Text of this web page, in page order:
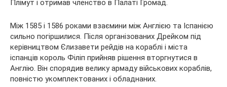
Плімут і отримав членство в Палаті Громад.
Між 1585 і 1586 роками взаємини між Англією та Іспанією
сильно погіршилися. Після організованих Дрейком під
керівництвом Єлизавети рейдів на кораблі і міста
іспанців король Філіп прийняв рішення вторгнутися в
Англію. Він спорядив велику армаду військових кораблів,
повністю укомплектованих і обладнаних.